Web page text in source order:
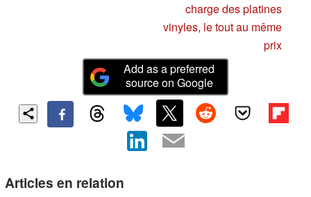
charge des platines
vinyles, le tout au même
prix
Add as a preferred
source on Google
Articles en relation